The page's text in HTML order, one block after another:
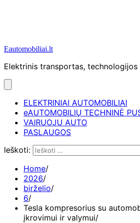
Eautomobiliai.lt
Elektrinis transportas, technologijos
ELEKTRINIAI AUTOMOBILIAI
eAUTOMOBILIŲ TECHNINĖ
VAIRUOJU AUTO
PASLAUGOS
Ieškoti:
Home
2026
birželio
6
Tesla kompresorius su
įkrovimui ir valymui